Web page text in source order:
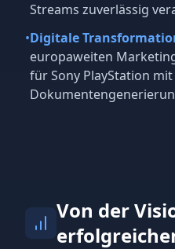
Streams zuverlässig
•Digitale
europaweiten
für Sony PlayStation
Von der